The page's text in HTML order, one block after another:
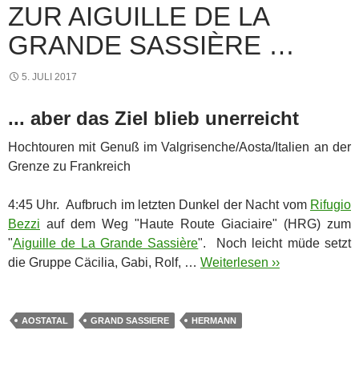
ZUR AIGUILLE DE LA
GRANDE SASSIÈRE …
5. JULI 2017
... aber das Ziel blieb unerreicht
Hochtouren mit Genuß im Valgrisenche/Aosta/Italien an der
Grenze zu Frankreich
4:45 Uhr. Aufbruch im letzten Dunkel der Nacht vom Rifugio
Bezzi auf dem Weg "Haute Route Giaciaire" (HRG) zum
"Aiguille de La Grande Sassière". Noch leicht müde setzt
die Gruppe Cäcilia, Gabi, Rolf, … Weiterlesen ››
AOSTATAL GRAND SASSIERE HERMANN